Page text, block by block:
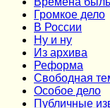
Громкое дело
В России
Ну и ну
Из архива
Реформа
Cвободная
Особое дело
Публичные